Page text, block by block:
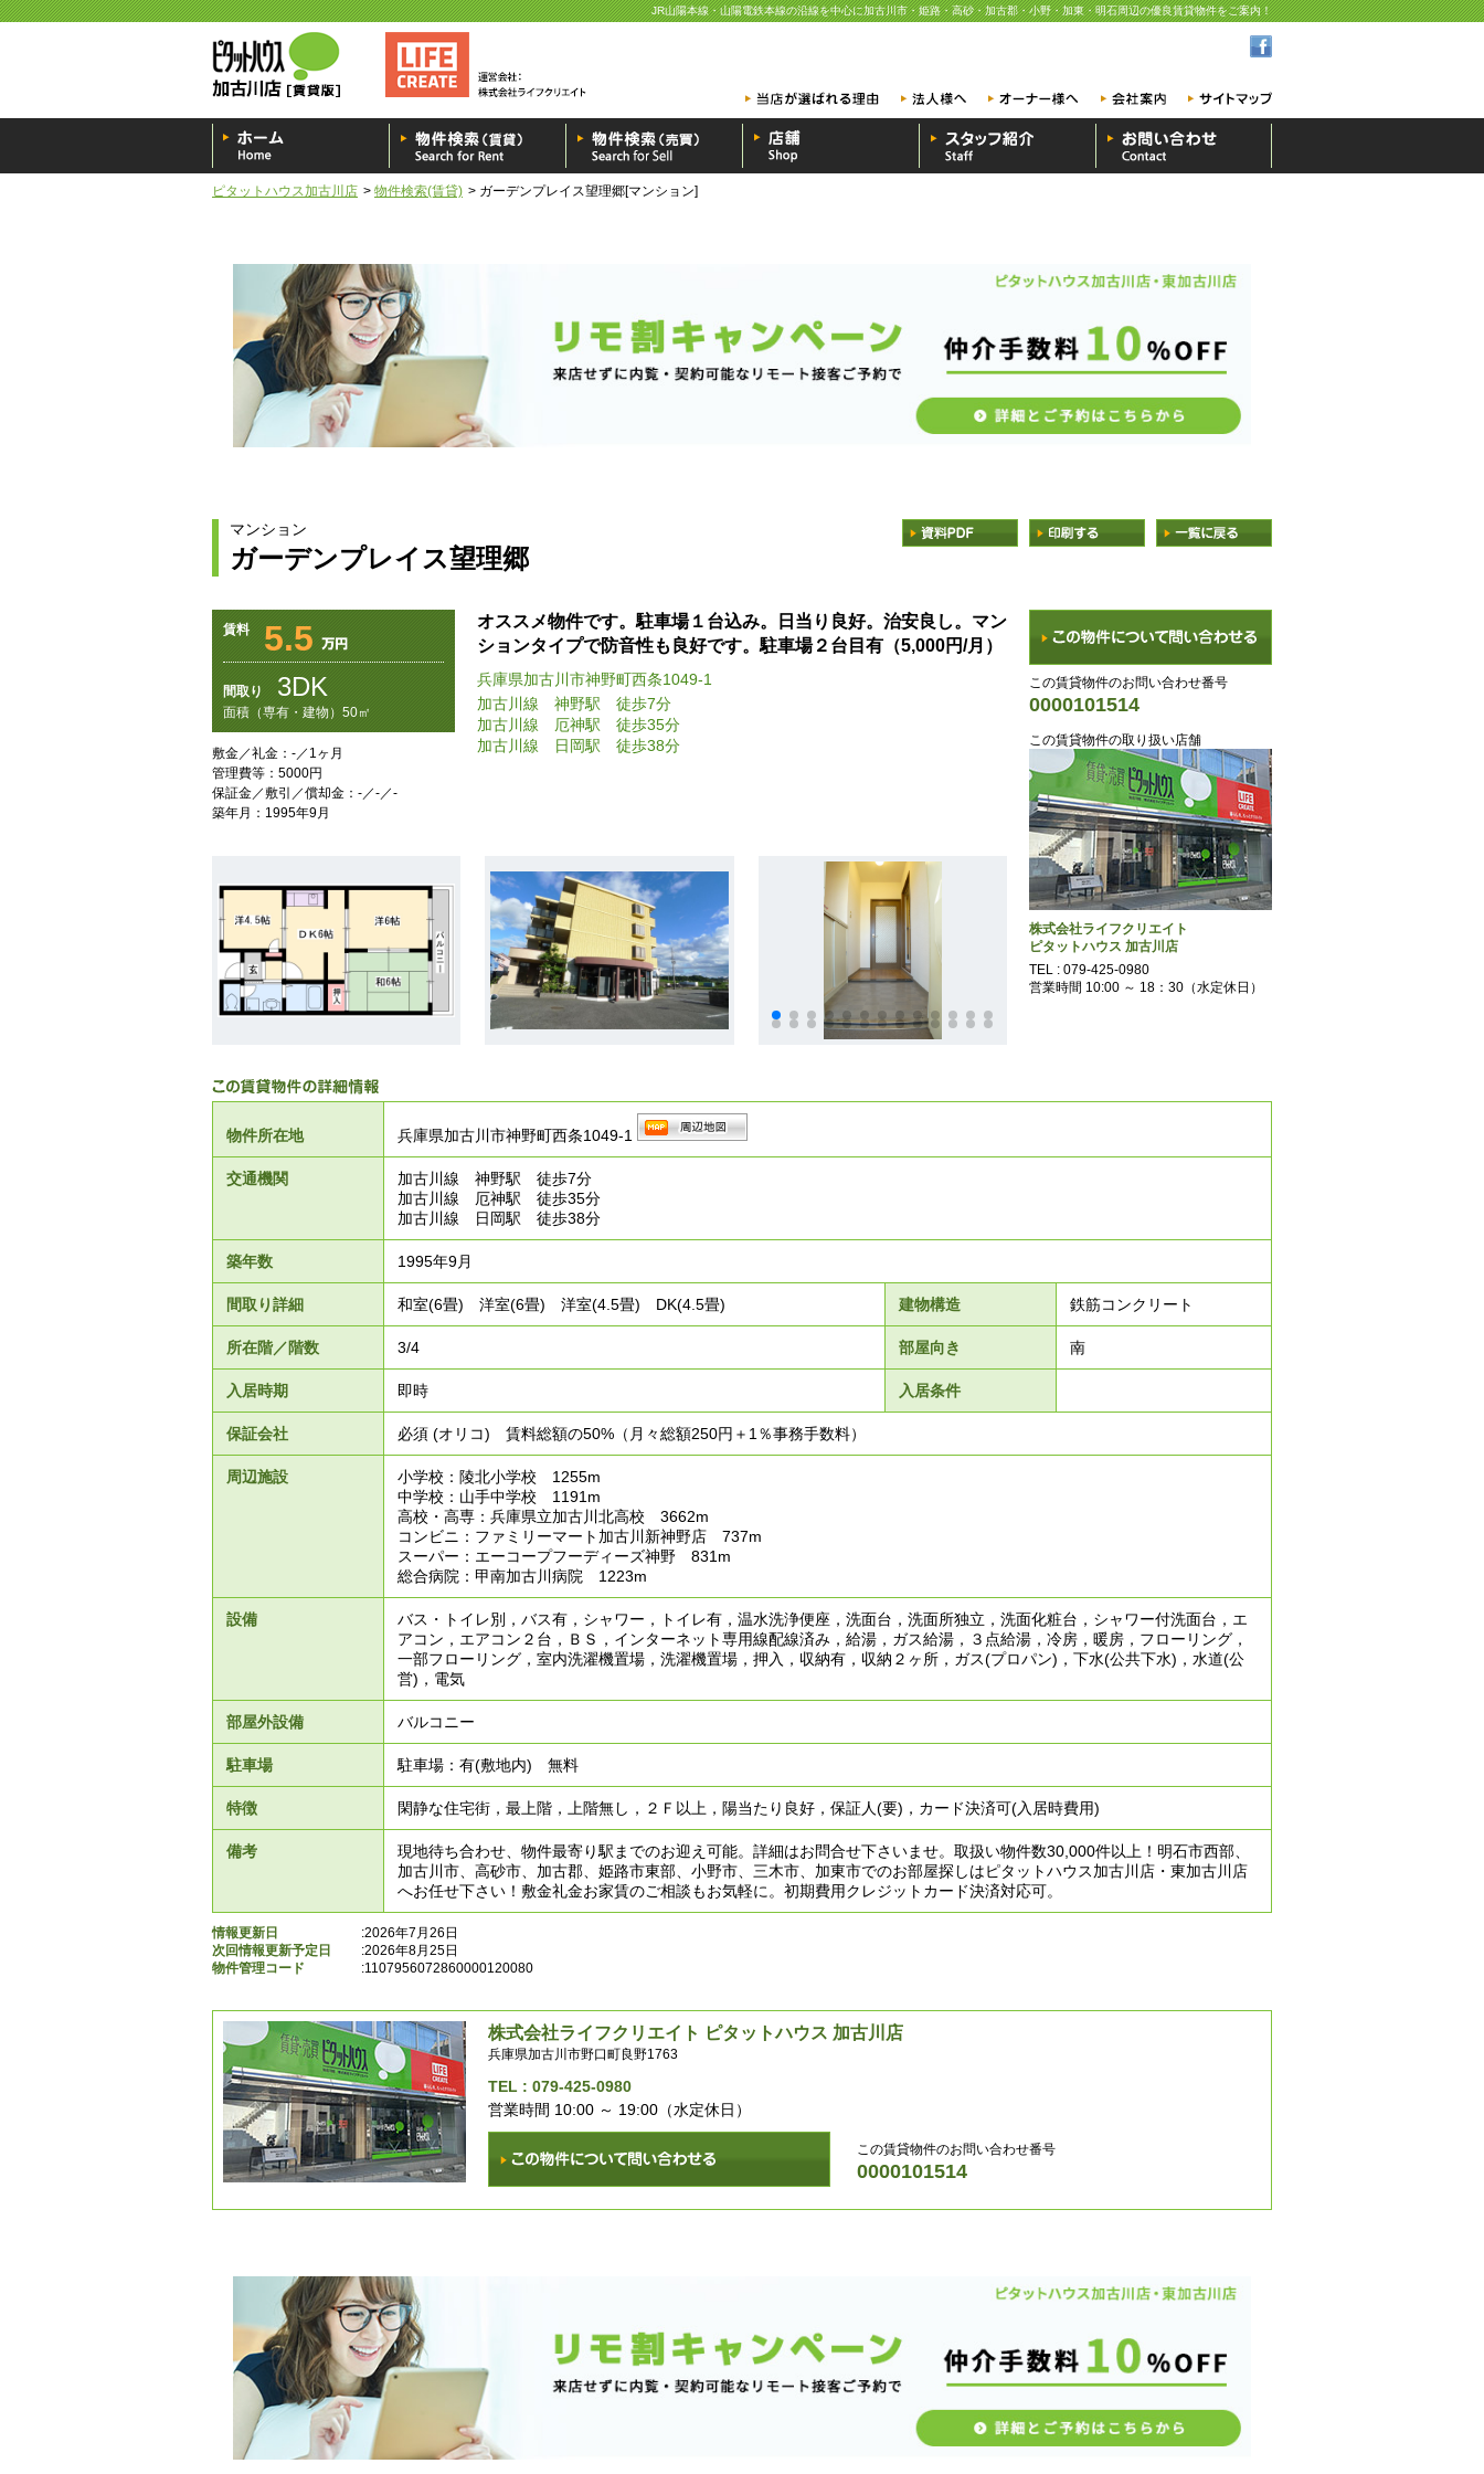
JR山陽本線・山陽電鉄本線の沿線を中心に加古川市・姫路・高砂・加古郡・小野・加東・明石周辺の優良賃貸物件をご案内！
ピタットハウス加古川店 物件検索(賃貸) ガーデンプレイス望理郷[マンション]
マンション
ガーデンプレイス望理郷
賃料 5.5
間取り 3DK
面積（専有・建物）50㎡
敷金／礼金：-／1ヶ月
管理費等：5000円
保証金／敷引／償却金：-／-／-
築年月：1995年9月
オススメ物件です。駐車場１台込み。日当り良好。治安良し。マン
ションタイプで防音性も良好です。駐車場２台目有（5,000円/月）
兵庫県加古川市神野町西条1049-1
加古川線 神野駅 徒歩7分
加古川線 厄神駅 徒歩35分
加古川線 日岡駅 徒歩38分
この賃貸物件のお問い合わせ番号
0000101514
この賃貸物件の取り扱い店舗
株式会社ライフクリエイト
ピタットハウス 加古川店
TEL : 079-425-0980
営業時間 10:00 ～ 18：30（水定休日）
物件所在地 兵庫県加古川市神野町西条1049-1
交通機関
加古川線 神野駅 徒歩7分
加古川線 厄神駅 徒歩35分
加古川線 日岡駅 徒歩38分
築年数 1995年9月
間取り詳細 和室(6畳) 洋室(6畳) 洋室(4.5畳) DK(4.5畳) 建物構造 鉄筋コンクリート
所在階／階数 3/4 部屋向き 南
入居時期 即時 入居条件
保証会社 必須 (オリコ) 賃料総額の50%（月々総額250円＋1％事務手数料）
周辺施設
小学校：陵北小学校 1255m
中学校：山手中学校 1191m
高校・高専：兵庫県立加古川北高校 3662m
コンビニ：ファミリーマート加古川新神野店 737m
スーパー：エーコープフーディーズ神野 831m
総合病院：甲南加古川病院 1223m
設備
バス・トイレ別，バス有，シャワー，トイレ有，温水洗浄便座，洗面台，洗面所独立，洗面化粧台，シャワー付洗面台，エ
アコン，エアコン２台，ＢＳ，インターネット専用線配線済み，給湯，ガス給湯，３点給湯，冷房，暖房，フローリング，
一部フローリング，室内洗濯機置場，洗濯機置場，押入，収納有，収納２ヶ所，ガス(プロパン)，下水(公共下水)，水道(公
営)，電気
部屋外設備 バルコニー
駐車場 駐車場：有(敷地内) 無料
特徴 閑静な住宅街，最上階，上階無し，２Ｆ以上，陽当たり良好，保証人(要)，カード決済可(入居時費用)
備考
現地待ち合わせ、物件最寄り駅までのお迎え可能。詳細はお問合せ下さいませ。取扱い物件数30,000件以上！明石市西部、
加古川市、高砂市、加古郡、姫路市東部、小野市、三木市、加東市でのお部屋探しはピタットハウス加古川店・東加古川店
へお任せ下さい！敷金礼金お家賃のご相談もお気軽に。初期費用クレジットカード決済対応可。
情報更新日
:2026年7月26日
次回情報更新予定日
:2026年8月25日
物件管理コード
:1107956072860000120080
株式会社ライフクリエイト ピタットハウス 加古川店
兵庫県加古川市野口町良野1763
TEL : 079-425-0980
営業時間 10:00 ～ 19:00（水定休日）
この賃貸物件のお問い合わせ番号
0000101514